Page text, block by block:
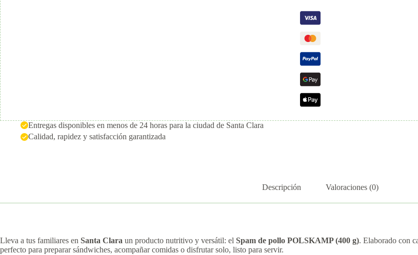
Entregas disponibles en menos de 24 horas para la ciudad de Santa Clara
Calidad, rapidez y satisfacción garantizada
Descripción Valoraciones (0)
Lleva a tus familiares en Santa Clara un producto nutritivo y versátil: el Spam de pollo POLSKAMP (400 g). Elaborado con
perfecto para preparar sándwiches, acompañar comidas o disfrutar solo, listo para servir.